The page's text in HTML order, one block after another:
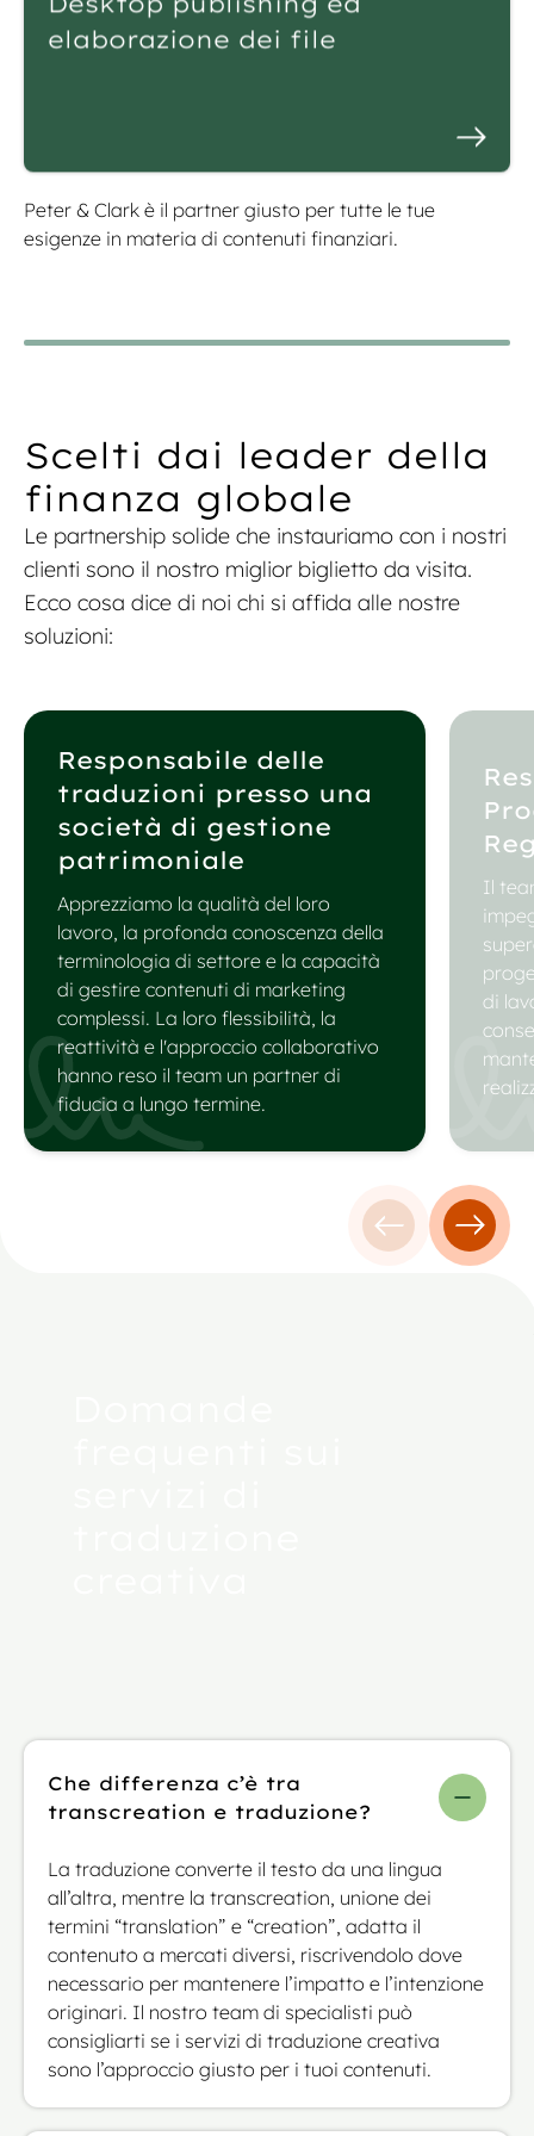
elaborazione dei file
Peter & Clark è il partner giusto per tutte le tue
esigenze in materia di contenuti finanziari.
Scelti dai leader della
finanza globale
Le partnership solide che instauriamo con i nostri
clienti sono il nostro miglior biglietto da visita.
Ecco cosa dice di noi chi si affida alle nostre
soluzioni:
Responsabile delle
traduzioni presso una
società di gestione
patrimoniale
Apprezziamo la qualità del loro
lavoro, la profonda conoscenza della
terminologia di settore e la capacità
di gestire contenuti di marketing
complessi. La loro flessibilità, la
reattività e l'approccio collaborativo
hanno reso il team un partner di
fiducia a lungo termine.
Il
di
Testimonianza
Che differenza c’è tra
transcreation e traduzione?
La traduzione converte il testo da una lingua
all’altra, mentre la transcreation, unione dei
termini “translation” e “creation”, adatta il
contenuto a mercati diversi, riscrivendolo dove
necessario per mantenere l’impatto e l’intenzione
originari. Il nostro team di specialisti può
consigliarti se i servizi di traduzione creativa
sono l’approccio giusto per i tuoi contenuti.